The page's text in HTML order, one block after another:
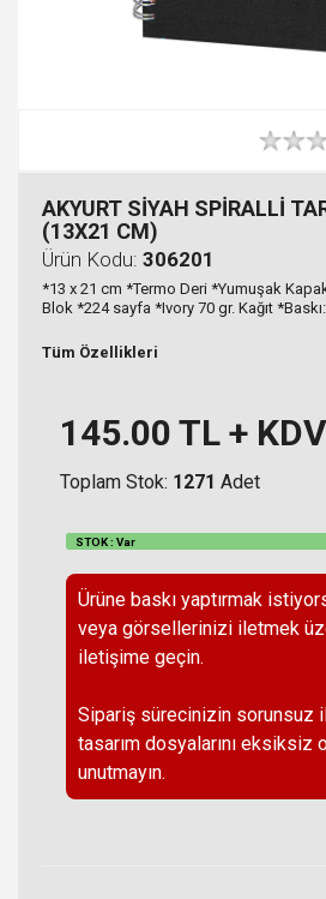
AKYURT SİYAH SPİRALLİ
(13X21 CM)
Ürün Kodu: 306201
*13 x 21 cm *Termo Deri *Yumuşak
Blok *224 sayfa *Ivory 70 gr. Kağıt
Tüm Özellikleri
145.00 TL + KDV
Toplam Stok: 1271 Adet
STOK : Var
Ürüne baskı yaptırmak
veya görsellerinizi iletmek
iletişime geçin.
Sipariş sürecinizin sorunsuz
tasarım dosyalarını eksiksiz
unutmayın.